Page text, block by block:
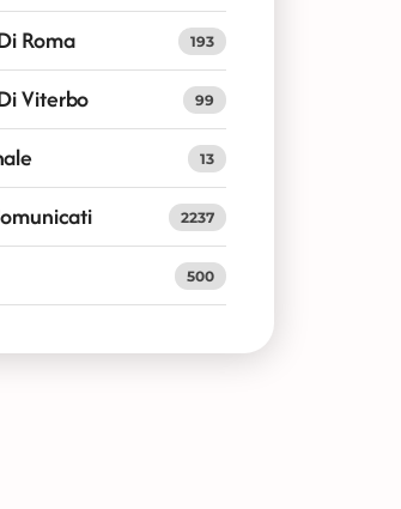
Roma 193
Viterbo 99
13
2237
500